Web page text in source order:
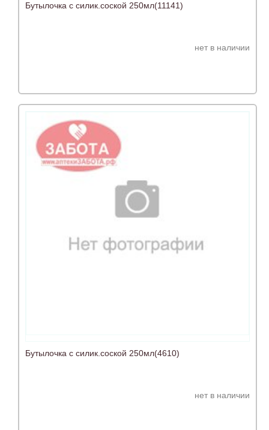
Бутылочка с силик.соской 250мл(11141)
нет в наличии
Бутылочка с силик.соской 250мл(4610)
нет в наличии